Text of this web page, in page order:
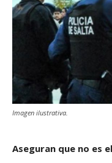
Imagen ilustrativa.
Aseguran que no es